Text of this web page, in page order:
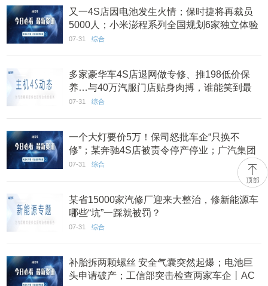
又一4S店因电池发生火情；保时捷将再裁员
5000人；小米澎程系列全国规划6家独立体验
店丨AC早报
07-31 综合
多家豪华车4S店退网做专修、推198低价保
养…与40万汽服门店贴身肉搏，谁能笑到最
后？
07-31 综合
一个大灯要价5万！保司怒批车企“只换不
修”；某奔驰4S店被责令停产停业；广汽集团
广爱保险经纪获批丨AC早报
07-31 综合
某省15000家汽修厂迎来大整治，修新能源车
哪些“坑”一踩就被罚？
07-31 综合
补胎拆两颗螺丝 安全气囊突然起爆；电池巨
头申请破产；工信部突击检查两家车企丨AC